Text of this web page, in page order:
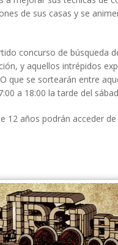
de sus casas y se
concurso de búsqueda
y aquellos intrépidos
que se sortearán entre
a 18:00 la tarde del
12 años podrán acceder